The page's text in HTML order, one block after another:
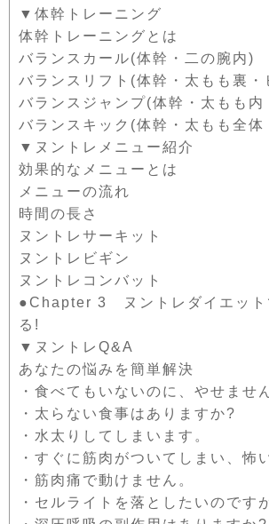
▼体幹トレーニング
体幹トレーニングとは
バランスカール(体幹・二の腕内)
バランスリフト(体幹・太もも裏・
バランスジャンプ(体幹・太もも内
バランスキック(体幹・太もも全体
▼ヌントレメニュー紹介
効果的なメニューとは
メニューの流れ
時間の長さ
ヌントレサーキット
ヌントレビギン
ヌントレコンバット
●Chapter 3 ヌントレダイエット
る!
▼ヌントレQ&A
あなたの悩みを簡単解決
・食べてもいないのに、やせませ
・太らない食事はありますか?
・水太りしてしまいます。
・すぐに筋肉がついてしまい、怖
・筋肉痛で動けません。
・セルライトを落としたいのです